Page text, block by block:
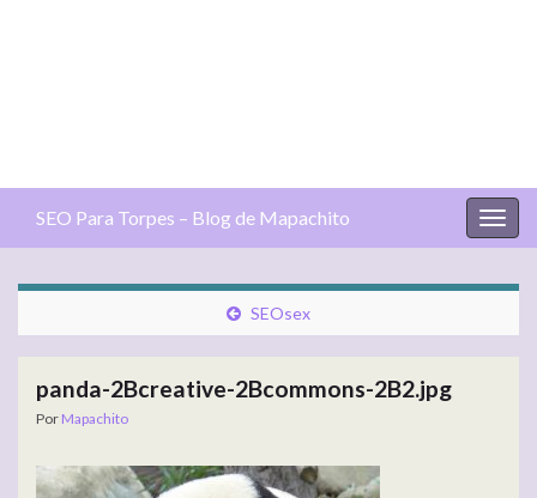
la
SEO Para Torpes – Blog de Mapachito
SEOsex
panda-2Bcreative-2Bcommons-2B2.jpg
Por Mapachito